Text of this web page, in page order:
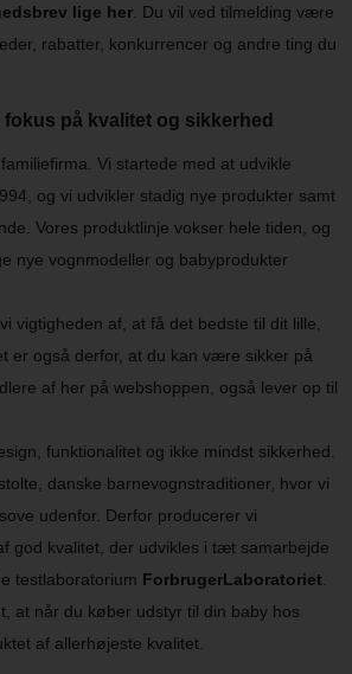
lige her. Du vil ved tilmelding være
rabatter, konkurrencer og andre ting du
på kvalitet og sikkerhed
Vi startede med at udvikle
og vi udvikler stadig nye produkter samt
Vores produktlinje vokser hele tiden, og
nye vognmodeller og babyprodukter
vigtigheden af, at få det bedste til dit lille,
er også derfor, at du kan være sikker på
af her på webshoppen, også lever op til
funktionalitet og ikke mindst sikkerhed.
danske barnevognstraditioner, hvor vi
udenfor. Derfor producerer vi
god kvalitet, der udvikles i tæt samarbejde
testlaboratorium ForbrugerLaboratoriet
at når du køber udstyr til din baby hos
af allerhøjeste kvalitet.